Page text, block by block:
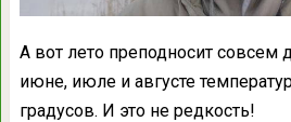
А вот лето преподносит совсем
июне, июле и августе
градусов. И это не редкость!